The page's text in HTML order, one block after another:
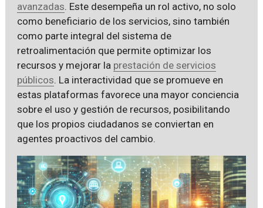
avanzadas. Este desempeña un rol activo, no solo
como beneficiario de los servicios, sino también
como parte integral del sistema de
retroalimentación que permite optimizar los
recursos y mejorar la prestación de servicios
públicos. La interactividad que se promueve en
estas plataformas favorece una mayor conciencia
sobre el uso y gestión de recursos, posibilitando
que los propios ciudadanos se conviertan en
agentes proactivos del cambio.